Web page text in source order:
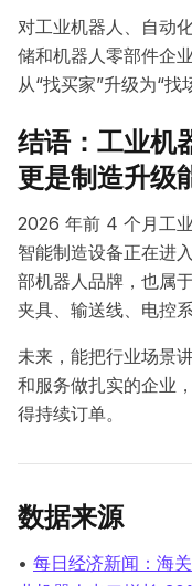
对工业机器人、自动
储和机器人零部件企
从“找买家”升级为“找
结语：工业机
更是制造升级
2026 年前 4 个月工
智能制造设备正在进
部机器人品牌，也属
夹具、输送线、电控
未来，能把行业场景
和服务做扎实的企业
得持续订单。
数据来源
• 每日经济新闻：海